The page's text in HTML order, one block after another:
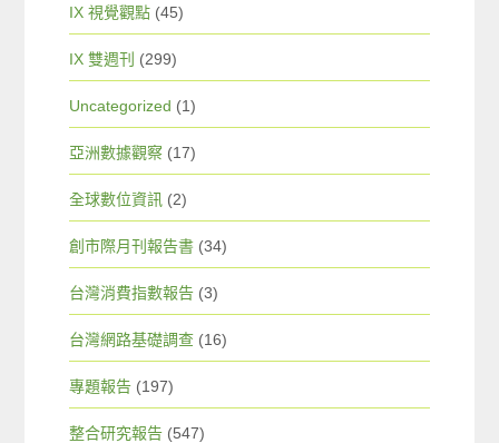
IX 視覺觀點 (45)
IX 雙週刊 (299)
Uncategorized (1)
亞洲數據觀察 (17)
全球數位資訊 (2)
創市際月刊報告書 (34)
台灣消費指數報告 (3)
台灣網路基礎調查 (16)
專題報告 (197)
整合研究報告 (547)